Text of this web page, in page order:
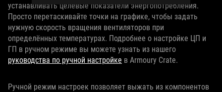
устанавливать целевые показатели энергопотребления.
Просто перетаскивайте точки на графике, чтобы задать
нужную скорость вращения вентиляторов при
определённых температурах. Подробнее о настройке ЦП и
ГП в ручном режиме вы можете узнать из нашего
руководства по ручной настройке в Armoury Crate.
Ручной режим настроек позволяет выжать из компонентов